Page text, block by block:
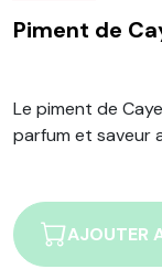
Piment de
Le piment de
parfum et saveur
AJOUTER